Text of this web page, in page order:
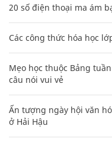
20 số điện thoại ma ám
Các công thức hóa học
Mẹo học thuộc Bảng
câu nói vui vẻ
Ấn tượng ngày hội văn
ở Hải Hậu